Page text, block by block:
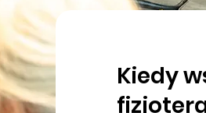
Kiedy